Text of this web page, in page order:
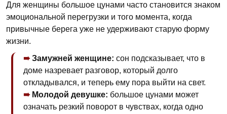
Для женщины большое цунами часто становится знаком
эмоциональной перегрузки и того момента, когда
привычные берега уже не удерживают старую форму
жизни.
Замужней женщине: сон подсказывает, что в
доме назревает разговор, который долго
откладывался, и теперь ему пора выйти на свет.
Молодой девушке: большое цунами может
означать резкий поворот в чувствах, когда одно